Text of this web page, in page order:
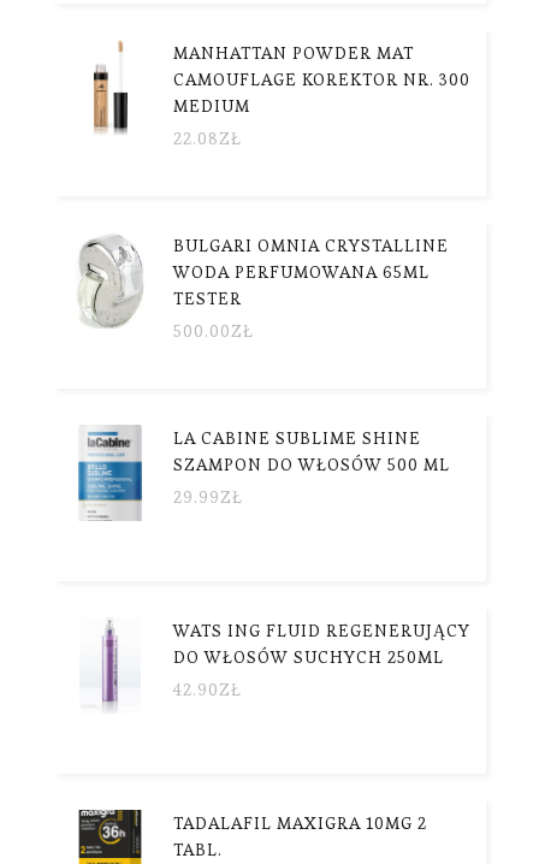
MANHATTAN POWDER MAT
CAMOUFLAGE KOREKTOR NR. 300
MEDIUM
22.08ZŁ
BULGARI OMNIA CRYSTALLINE
WODA PERFUMOWANA 65ML
TESTER
500.00ZŁ
LA CABINE SUBLIME SHINE
SZAMPON DO WŁOSÓW 500 ML
29.99ZŁ
WATS ING FLUID REGENERUJĄCY
DO WŁOSÓW SUCHYCH 250ML
42.90ZŁ
TADALAFIL MAXIGRA 10MG 2
TABL.